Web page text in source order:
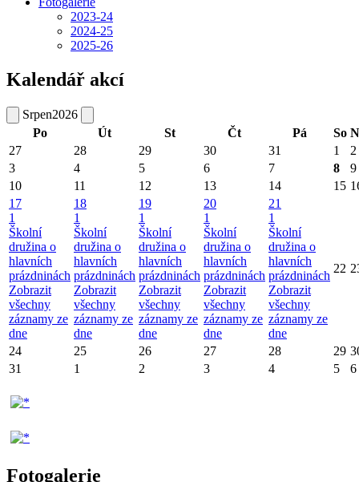
2023-24
2024-25
2025-26
Kalendář akcí
Srpen2026
Po
Út St Čt Pá So
27
28 29 30 31 1
2
3
4 5 6 7 8
9
10
11 12 13 14 15
17
1
Školní
družina o
hlavních
prázdninách
Zobrazit
všechny
záznamy ze
dne
18
1
Školní
družina o
hlavních
prázdninách
Zobrazit
všechny
záznamy ze
dne
19
1
Školní
družina o
hlavních
prázdninách
Zobrazit
všechny
záznamy ze
dne
20
1
Školní
družina o
hlavních
prázdninách
Zobrazit
všechny
záznamy ze
dne
21
1
Školní
družina o
hlavních
prázdninách
Zobrazit
všechny
záznamy ze
dne
22
24 25 26 27 28 29
31
1 2 3 4 5 6
Fotogalerie